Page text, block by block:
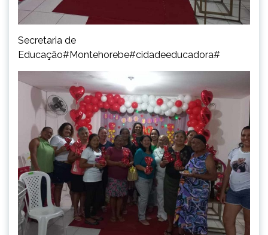
Secretaria de
Educação#Montehorebe#cidadeeducadora#